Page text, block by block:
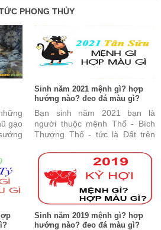
PHONG THỦY
gạo
Sinh năm 2021 mệnh gì? hợp
hướng nào? đeo đá màu gì?
Bạn sinh năm 2021 bạn là
người thuộc mệnh Thổ - Bích
Thượng Thổ - tức là Đất trên
nhưng vẫn chưa đủ và ...
Sinh năm 2019 mệnh gì? hợp
hướng nào? đeo đá màu gì?